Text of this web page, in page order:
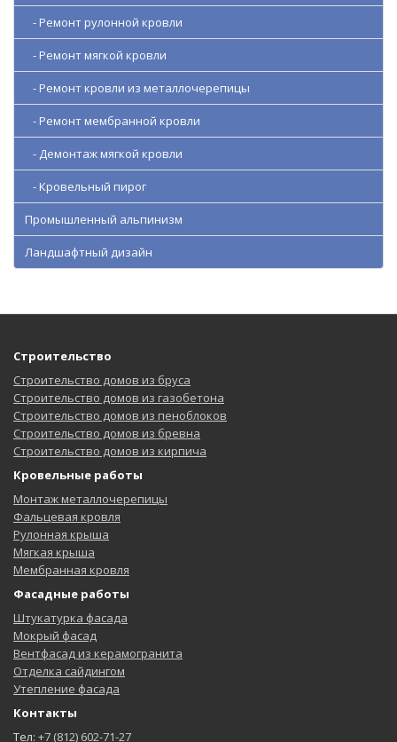
- Ремонт рулонной кровли
- Ремонт мягкой кровли
- Ремонт кровли из металлочерепицы
- Ремонт мембранной кровли
- Демонтаж мягкой кровли
- Кровельный пирог
Промышленный альпинизм
Ландшафтный дизайн
Строительство
Строительство домов из бруса
Строительство домов из газобетона
Строительство домов из пеноблоков
Строительство домов из бревна
Строительство домов из кирпича
Кровельные работы
Монтаж металлочерепицы
Фальцевая кровля
Рулонная крыша
Мягкая крыша
Мембранная кровля
Фасадные работы
Штукатурка фасада
Мокрый фасад
Вентфасад из керамогранита
Отделка сайдингом
Утепление фасада
Контакты
Тел: +7 (812) 602-71-27